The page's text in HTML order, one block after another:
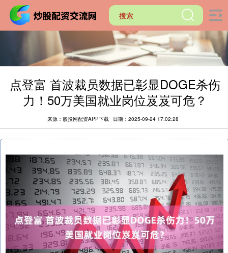
点登富 首波裁员数据已彰显DOGE杀伤
力！50万美国就业岗位岌岌可危？
来源：股投网配资APP下载 日期：2025-09-24 17:02:28